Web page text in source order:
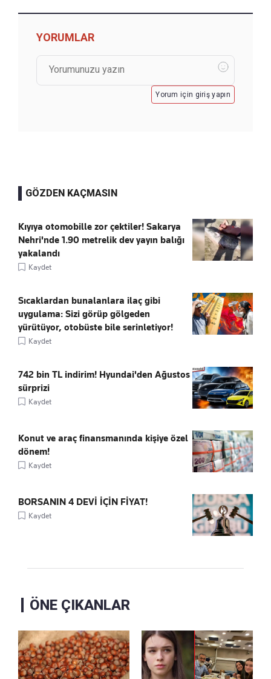
YORUMLAR
Yorum için giriş yapın
GÖZDEN KAÇMASIN
Kıyıya otomobille zor çektiler! Sakarya
Nehri'nde 1.90 metrelik dev yayın balığı
yakalandı
Kaydet
Sıcaklardan bunalanlara ilaç gibi
uygulama: Sizi görüp gölgeden
yürütüyor, otobüste bile serinletiyor!
Kaydet
742 bin TL indirim! Hyundai'den Ağustos
sürprizi
Kaydet
Konut ve araç finansmanında kişiye özel
dönem!
Kaydet
BORSANIN 4 DEVİ İÇİN FİYAT!
Kaydet
ÖNE ÇIKANLAR